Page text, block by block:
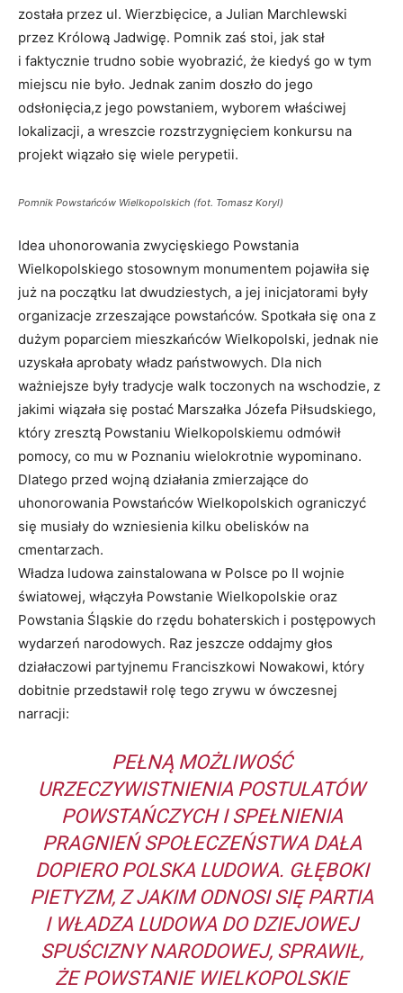
została przez ul. Wierzbięcice, a Julian Marchlewski
przez Królową Jadwigę. Pomnik zaś stoi, jak stał
i faktycznie trudno sobie wyobrazić, że kiedyś go w tym
miejscu nie było. Jednak zanim doszło do jego
odsłonięcia,z jego powstaniem, wyborem właściwej
lokalizacji, a wreszcie rozstrzygnięciem konkursu na
projekt wiązało się wiele perypetii.
Pomnik Powstańców Wielkopolskich (fot. Tomasz Koryl)
Idea uhonorowania zwycięskiego Powstania
Wielkopolskiego stosownym monumentem pojawiła się
już na początku lat dwudziestych, a jej inicjatorami były
organizacje zrzeszające powstańców. Spotkała się ona z
dużym poparciem mieszkańców Wielkopolski, jednak nie
uzyskała aprobaty władz państwowych. Dla nich
ważniejsze były tradycje walk toczonych na wschodzie, z
jakimi wiązała się postać Marszałka Józefa Piłsudskiego,
który zresztą Powstaniu Wielkopolskiemu odmówił
pomocy, co mu w Poznaniu wielokrotnie wypominano.
Dlatego przed wojną działania zmierzające do
uhonorowania Powstańców Wielkopolskich ograniczyć
się musiały do wzniesienia kilku obelisków na
cmentarzach.
Władza ludowa zainstalowana w Polsce po II wojnie
światowej, włączyła Powstanie Wielkopolskie oraz
Powstania Śląskie do rzędu bohaterskich i postępowych
wydarzeń narodowych. Raz jeszcze oddajmy głos
działaczowi partyjnemu Franciszkowi Nowakowi, który
dobitnie przedstawił rolę tego zrywu w ówczesnej
narracji:
PEŁNĄ MOŻLIWOŚĆ
URZECZYWISTNIENIA POSTULATÓW
POWSTAŃCZYCH I SPEŁNIENIA
PRAGNIEŃ SPOŁECZEŃSTWA DAŁA
DOPIERO POLSKA LUDOWA. GŁĘBOKI
PIETYZM, Z JAKIM ODNOSI SIĘ PARTIA
I WŁADZA LUDOWA DO DZIEJOWEJ
SPUŚCIZNY NARODOWEJ, SPRAWIŁ,
ŻE POWSTANIE WIELKOPOLSKIE